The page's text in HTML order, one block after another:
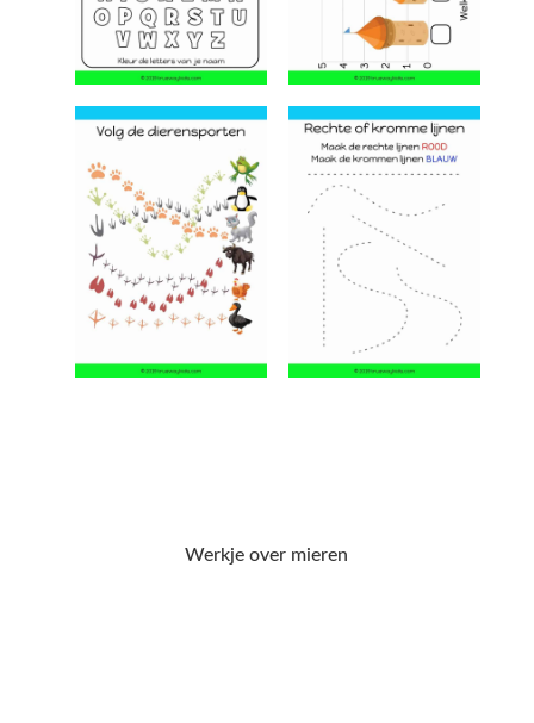
Werkje over mieren